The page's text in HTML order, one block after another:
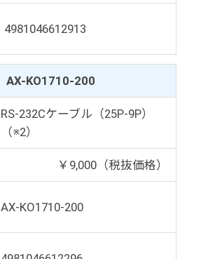
4981046612913
AX-KO1710-200
RS-232Cケーブル（25P-9P）
（※2）
￥9,000（税抜価格）
AX-KO1710-200